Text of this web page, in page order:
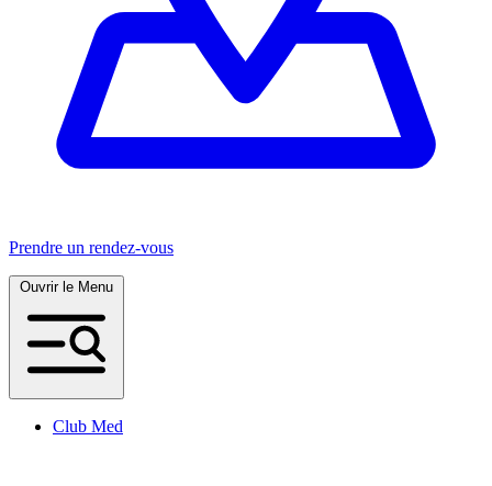
Prendre un rendez-vous
Club Med